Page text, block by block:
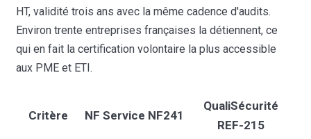
HT, validité trois ans avec la même cadence d'audits.
Environ trente entreprises françaises la détiennent, ce
qui en fait la certification volontaire la plus accessible
aux PME et ETI.
Critère NF Service NF241
QualiSécurité
REF-215